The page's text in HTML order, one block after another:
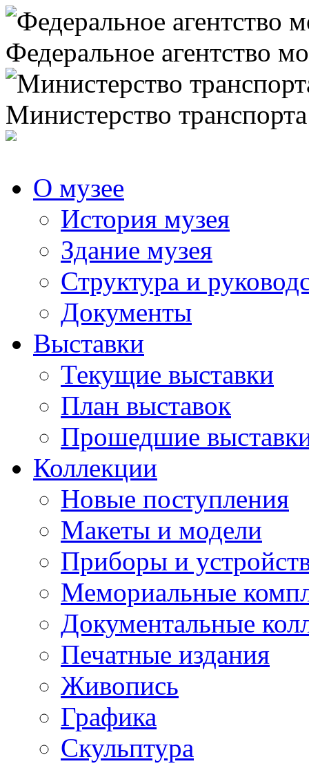
Федеральное агентство
Министерство
О музее
История музея
Здание музея
Структура и
Документы
Выставки
Текущие выставки
План выставок
Прошедшие
Коллекции
Новые поступления
Макеты и модели
Приборы и
Мемориальные
Документальные
Печатные издания
Живопись
Графика
Скульптура